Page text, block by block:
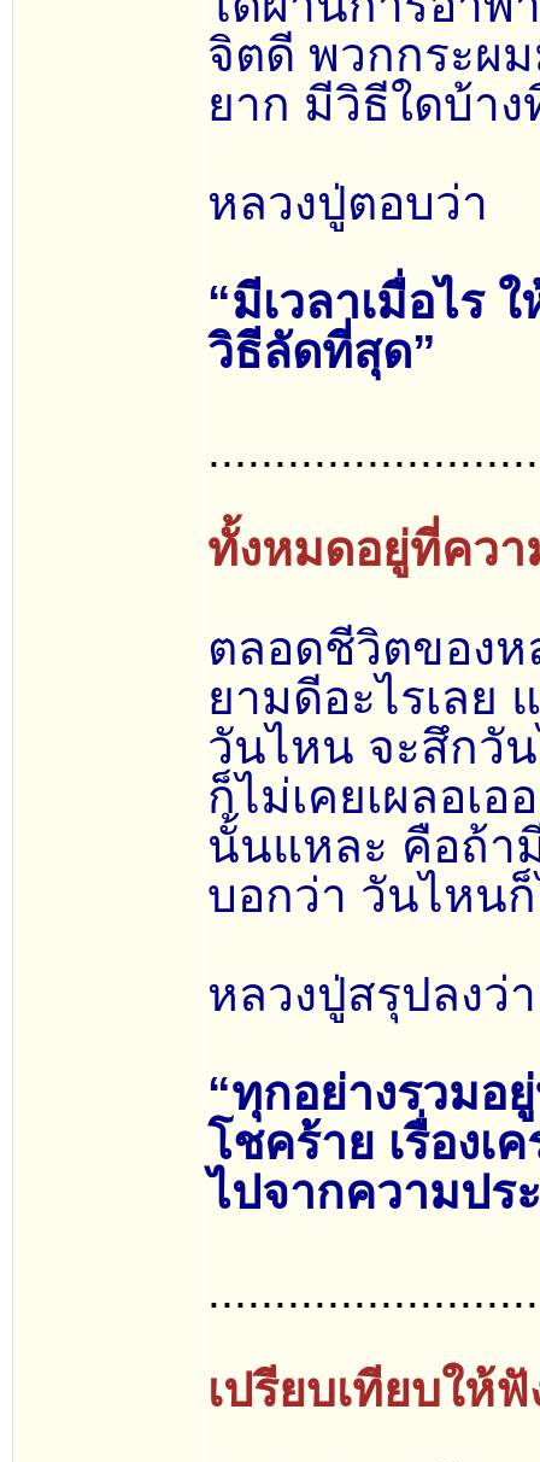
จิตดี พวกกระผ
ยาก มีวิธีใดบ้า
หลวงปู่ตอบว่า
“มีเวลาเมื่อไร
วิธีลัดที่สุด”
ทั้งหมดอยู่ที่คว
ตลอดชีวิตของห
ยามดีอะไรเลย
วันไหน จะสึกวั
ก็ไม่เคยเผลอเ
นั้นแหละ คือถ้า
บอกว่า วันไหน
หลวงปู่สรุปลงว่า
“ทุกอย่างรวมอ
โชคร้าย เรื่อง
ไปจากความปร
เปรียบเทียบให้ฟั